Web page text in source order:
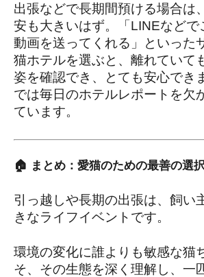
出張などで長期間預ける場合は
安も大きいはず。「LINEなどで
動画を送ってくれる」といった
猫ホテルを選ぶと、離れていて
姿を確認でき、とても安心でき
では毎日のホテルレポートを欠
ています。
🏠 まとめ：愛猫のための最善の選
引っ越しや長期の出張は、飼い
きなライフイベントです。
環境の変化に誰よりも敏感な猫
そ、その生態を深く理解し、一